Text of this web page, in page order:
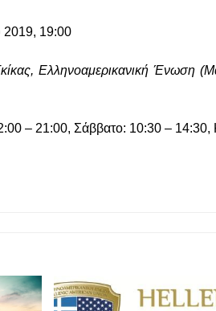
2019, 19:00
Ελληνοαμερικανική
– 21:00, Σάββατο: 10:30 – 14:30,